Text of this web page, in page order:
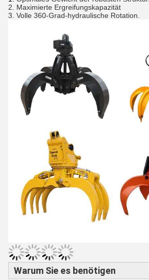
2. Maximierte Ergreifungskapazität
3. Volle 360-Grad-hydraulische Rotation.
Warum Sie es benötigen